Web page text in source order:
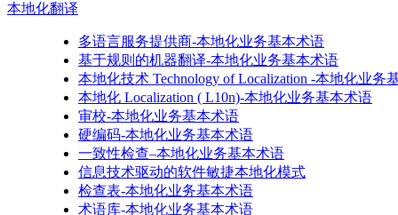
本地化翻译
多语言服务提供商-本地化业务基本术语
基于规则的机器翻译-本地化业务基本术语
本地化技术 Technology of Localization -本地化业务
本地化 Localization ( L10n)-本地化业务基本术语
审校-本地化业务基本术语
硬编码-本地化业务基本术语
一致性检查–本地化业务基本术语
信息技术驱动的软件敏捷本地化模式
检查表-本地化业务基本术语
术语库-本地化业务基本术语